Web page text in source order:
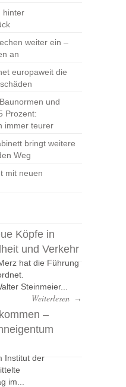
hinter
weiter ein –
an
europaweit die
und
Prozent:
immer teurer
bringt weitere
Weg
mit neuen
Köpfe in
und Verkehr
hat die Führung
Steinmeier...
Weiterlesen →
–
Institut der
im...